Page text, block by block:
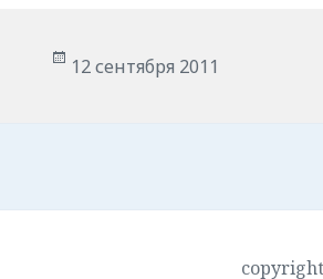
Опубликовано
12 сентября 2011